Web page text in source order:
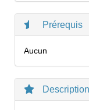
Prérequis
Aucun
Description